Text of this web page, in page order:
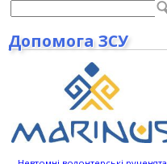
Допомога ЗСУ